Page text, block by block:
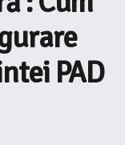
PAD